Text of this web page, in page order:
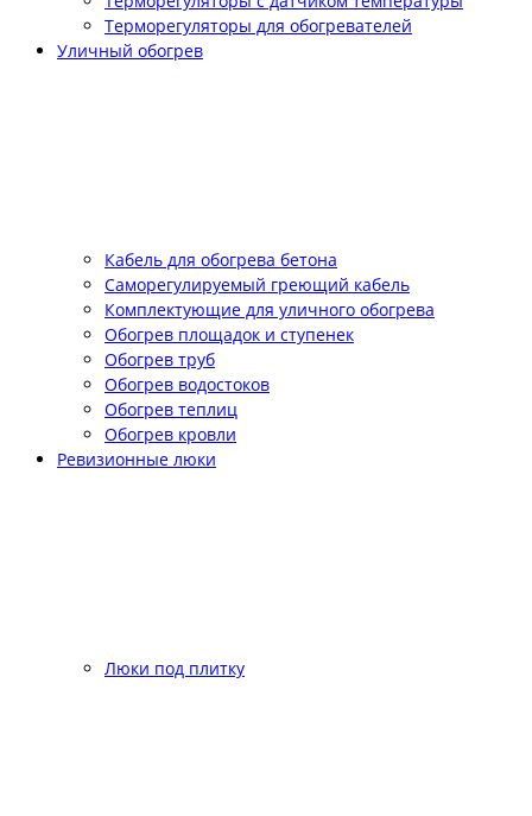
Терморегуляторы для обогревателей
Уличный обогрев
Кабель для обогрева бетона
Саморегулируемый греющий кабель
Комплектующие для уличного обогрева
Обогрев площадок и ступенек
Обогрев труб
Обогрев водостоков
Обогрев теплиц
Обогрев кровли
Ревизионные люки
Люки под плитку